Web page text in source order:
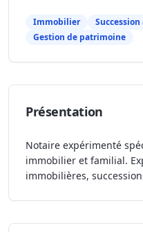
Immobilier
Gestion de patrimoine
Présentation
Notaire expérimenté
immobilier et familial.
immobilières,